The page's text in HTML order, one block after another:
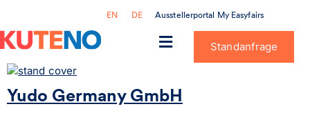
EN DE Ausstellerportal My Easyfairs
Standanfrage
Yudo Germany GmbH